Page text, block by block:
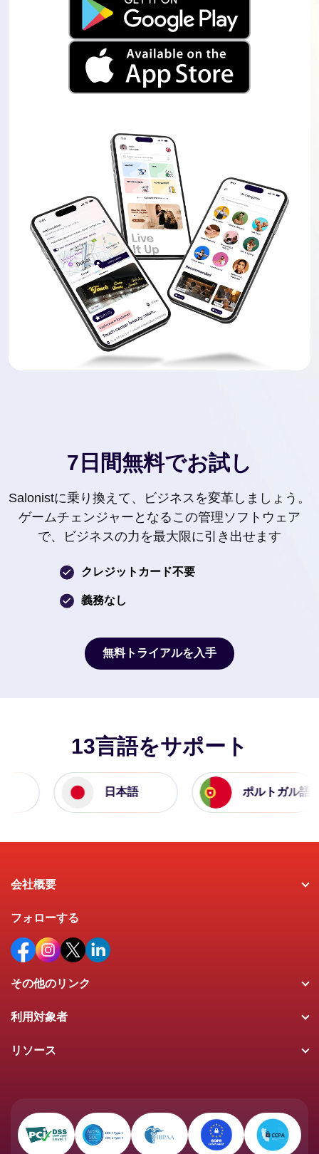
7日間無料でお試し
Salonistに乗り換えて、ビジネスを変革しましょう。
ゲームチェンジャーとなるこの管理ソフトウェア
で、ビジネスの力を最大限に引き出せます
クレジットカード不要
義務なし
無料トライアルを入手
13言語をサポート
日本語 ポルトガル語
会社概要
フォローする
その他のリンク
利用対象者
リソース